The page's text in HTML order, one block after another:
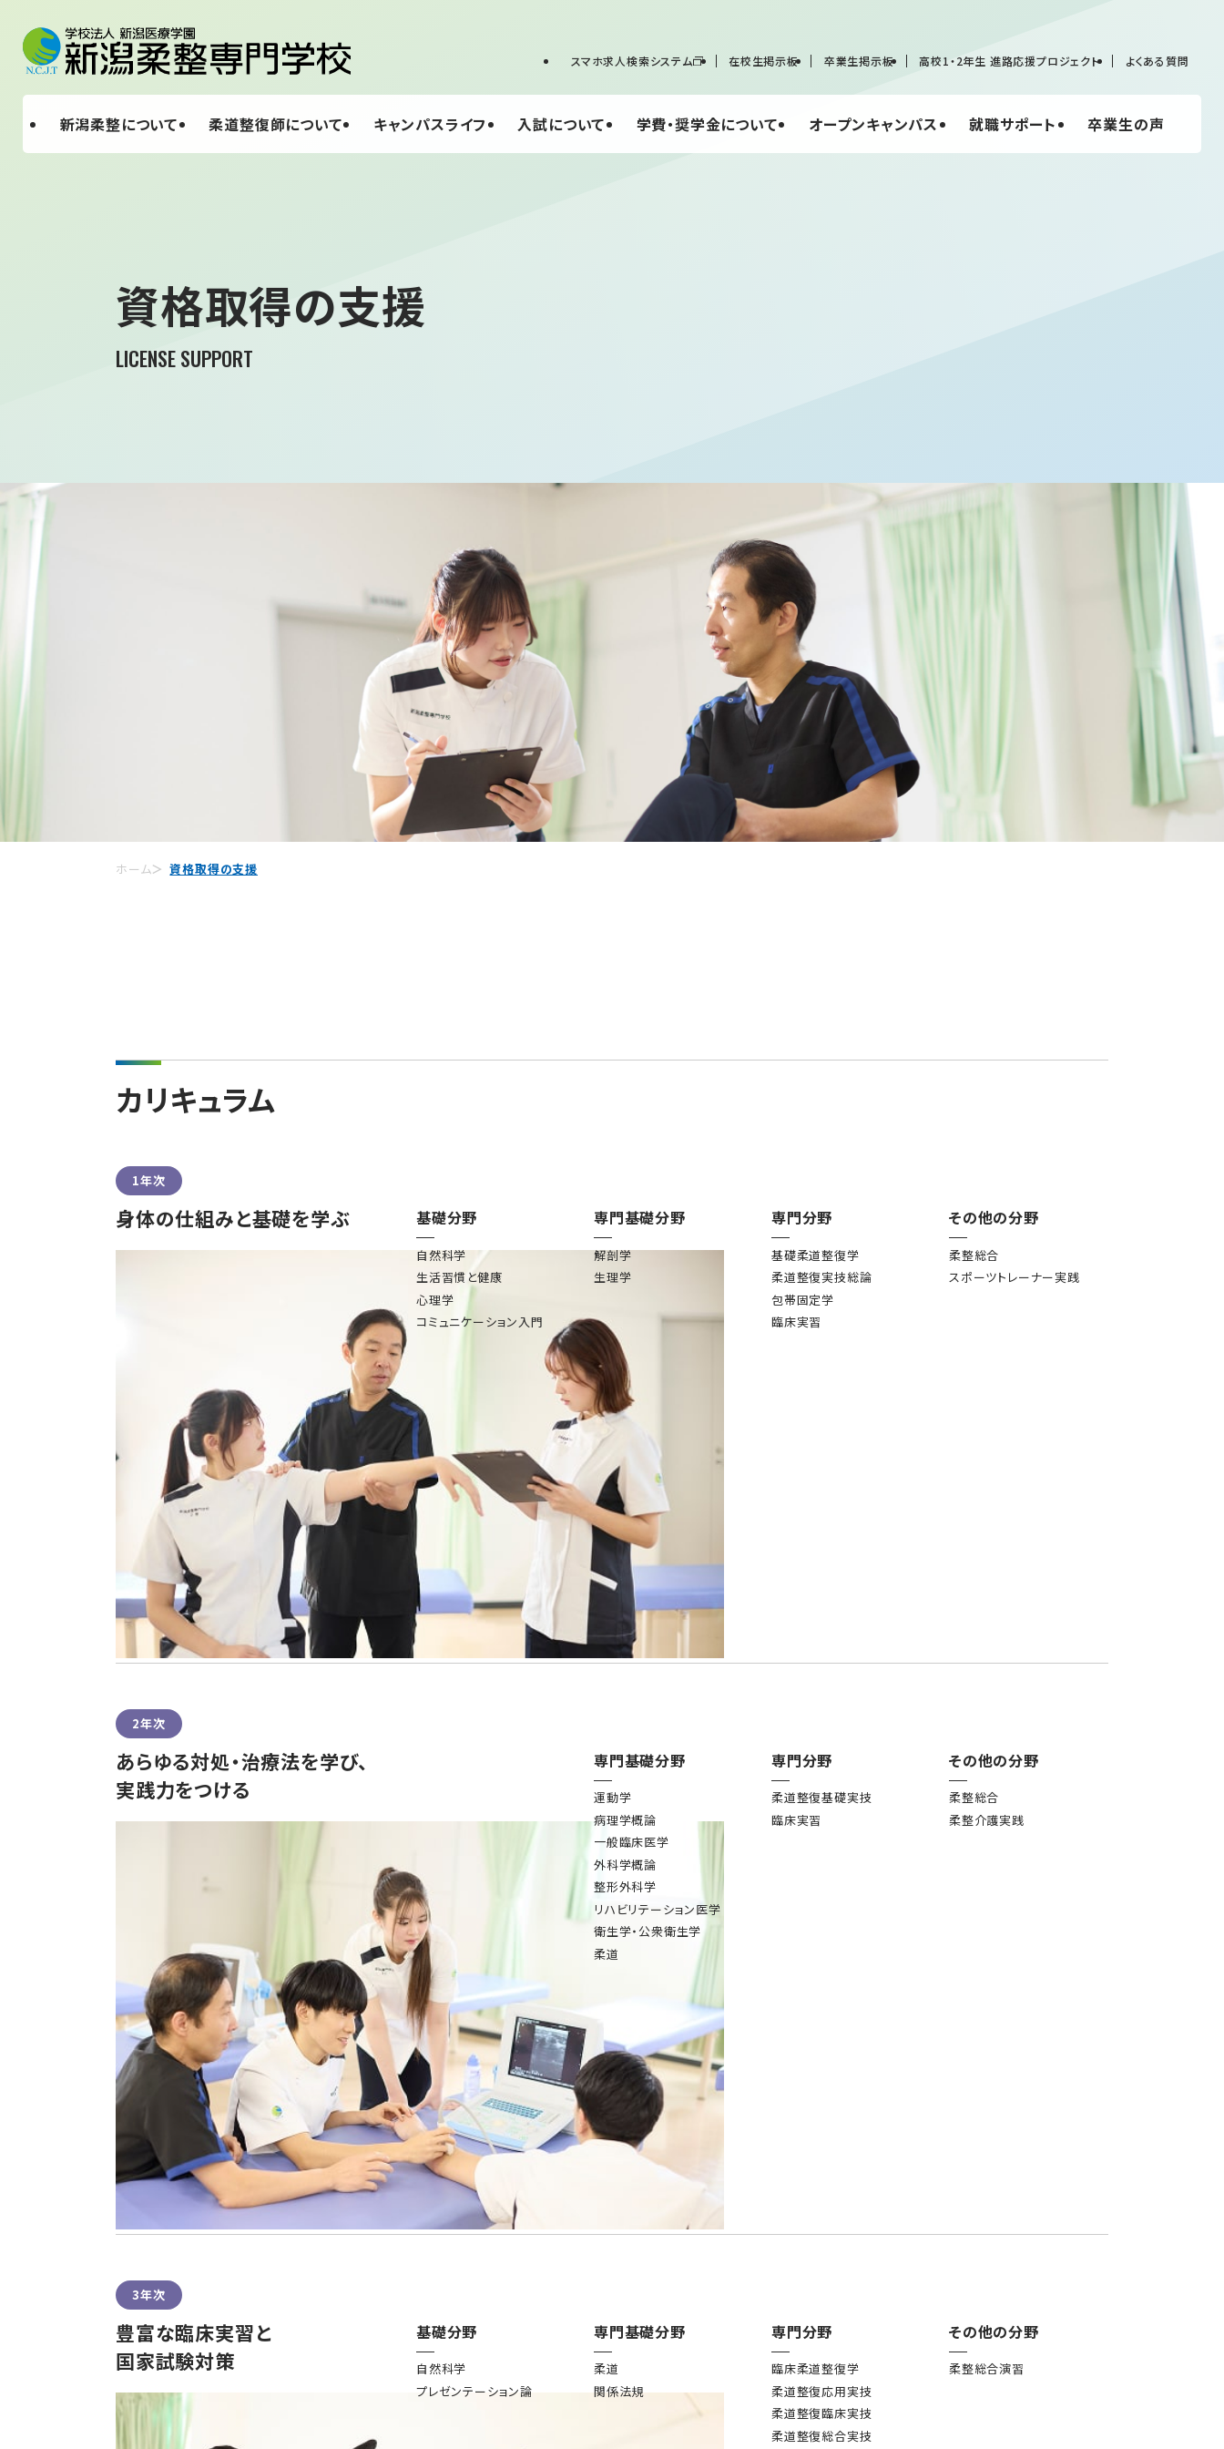
スマホ求人検索システム 在校生掲示板 卒業生掲示板 高校1・2年生 進路応援プロジェクト よくある質問
新潟柔整について 柔道整復師について キャンパスライフ 入試について 学費・奨学金について オープンキャンパス 就職サポート 卒業生の声
資格取得の支援
LICENSE SUPPORT
ホーム 資格取得の支援
カリキュラム
1年次
身体の仕組みと基礎を学ぶ 基礎分野
自然科学
生活習慣と健康
心理学
コミュニケーション入門
専門基礎分野
解剖学
生理学
専門分野
基礎柔道整復学
柔道整復実技総論
包帯固定学
臨床実習
その他の分野
柔整総合
スポーツトレーナー実践
2年次
あらゆる対処・治療法を学び、
実践力をつける
専門基礎分野
運動学
病理学概論
一般臨床医学
外科学概論
整形外科学
リハビリテーション医学
衛生学・公衆衛生学
柔道
専門分野
柔道整復基礎実技
臨床実習
その他の分野
柔整総合
柔整介護実践
3年次
豊富な臨床実習と
国家試験対策
基礎分野
自然科学
プレゼンテーション論
専門基礎分野
柔道
関係法規
専門分野
臨床柔道整復学
柔道整復応用実技
柔道整復臨床実技
柔道整復総合実技
その他の分野
柔整総合演習